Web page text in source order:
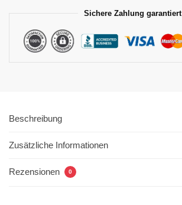
Sichere Zahlung garantiert
Beschreibung
Zusätzliche Informationen
Rezensionen 0